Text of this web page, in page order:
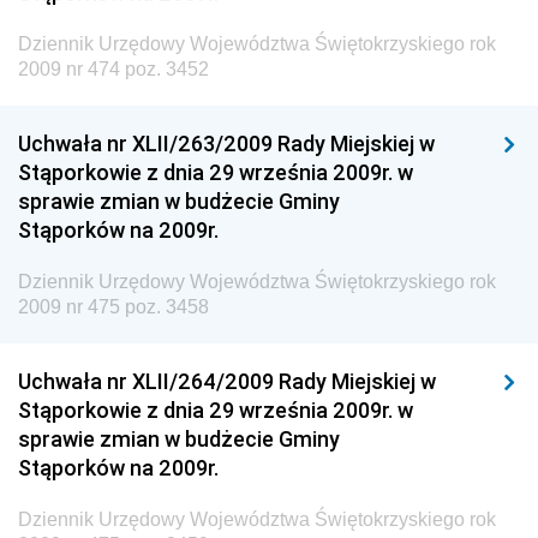
Dziennik Urzędowy Głównego Inspektoratu Ochrony
Środowiska
Dziennik Urzędowy Generalnej Dyrekcji Ochrony
Dziennik Urzędowy Ministerstwa Administracji,
Gospodarki Terenowej i Ochrony Środowiska
Dziennik Urzędowy Ministerstwa Administracji i
Gospodarki Przestrzennej
Dziennik Urzędowy Unii Europejskiej, L
Dziennik Urzędowy Ministerstwa Przemysłu
Chemicznego i Lekkiego
Dziennik Urzędowy Ministerstwa Rolnictwa i
Gospodarki Żywnościowej
Dziennik Urzędowy Ministra Rodziny, Pracy i Polityki
Dziennik Urzędowy Województwa Świętokrzyskiego rok
2009 nr 474 poz. 3452
Uchwała nr XLII/263/2009 Rady Miejskiej w
Stąporkowie z dnia 29 września 2009r. w
sprawie zmian w budżecie Gminy
Stąporków na 2009r.
Dziennik Urzędowy Województwa Świętokrzyskiego rok
2009 nr 475 poz. 3458
Uchwała nr XLII/264/2009 Rady Miejskiej w
Stąporkowie z dnia 29 września 2009r. w
sprawie zmian w budżecie Gminy
Stąporków na 2009r.
Dziennik Urzędowy Województwa Świętokrzyskiego rok